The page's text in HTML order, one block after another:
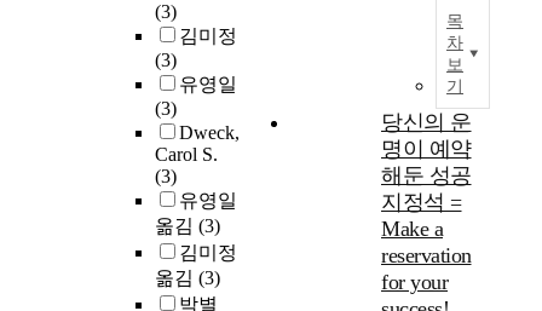
(3)
김미정
(3)
유영일
(3)
Dweck,
Carol S.
(3)
유영일
옮김 (3)
김미정
옮김 (3)
박별
목
차
보
기
당신의 운
명이 예약
해둔 성공
지정석 =
Make a
reservation
for your